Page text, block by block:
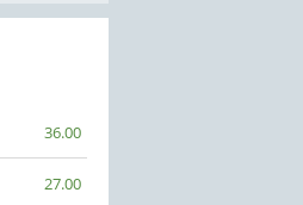
36.00
27.00